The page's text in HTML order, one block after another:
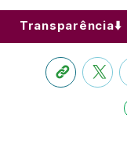
Transparência⬇️